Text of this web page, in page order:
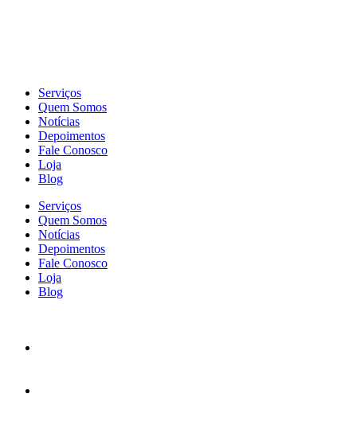
Serviços
Quem Somos
Notícias
Depoimentos
Fale Conosco
Loja
Blog
Serviços
Quem Somos
Notícias
Depoimentos
Fale Conosco
Loja
Blog